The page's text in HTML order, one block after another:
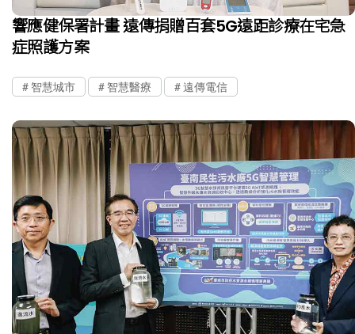
響應健保署計畫 遠傳捐贈百套5G遠距診療在宅急
症照護方案
智慧城市 智慧醫療 遠傳電信